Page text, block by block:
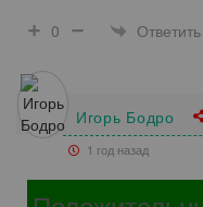
0
Ответить
Игорь Бодро
1 год назад